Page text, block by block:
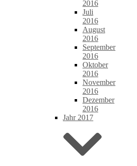
2016
Juli
2016
August
2016
September
2016
Oktober
2016
November
2016
Dezember
2016
Jahr 2017